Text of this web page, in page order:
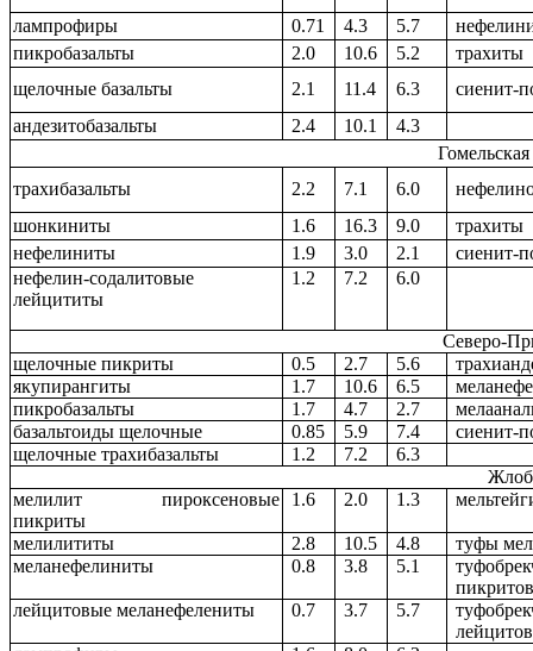
лампрофиры
0.71 4.3 5.7
пикробазальты
2.0 10.6 5.2
трахиты
щелочные базальты
2.1 11.4 6.3
сиенит-
андезитобазальты
2.4 10.1
4.3
трахибазальты
2.2 7.1 6.0
шонкиниты
1.6 16.3 9.0
трахиты
нефелиниты
1.9 3.0 2.1
сиенит-
нефелин-содалитовые
лейцититы
1.2 7.2 6.0
Северо-
щелочные пикриты
0.5 2.7 5.6
якупирангиты
1.7 10.6 6.5
пикрoбазальты 1.7 4.7 2.7
базальтоиды щелочные
0.85 5.9 7.4
сиенит-
щелочные трахибазальты
1.2 7.2
6.3
мелилит пироксеновые
пикриты
1.6 2.0 1.3
мелилититы 2.8 10.5 4.8
туфы
меланефелиниты
0.8 3.8 5.1
лейцитовые меланефелениты
0.7 3.7 5.7